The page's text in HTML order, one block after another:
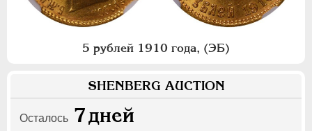
5 рублей 1910 года, (ЭБ)
SHENBERG AUCTION
Осталось 7дней